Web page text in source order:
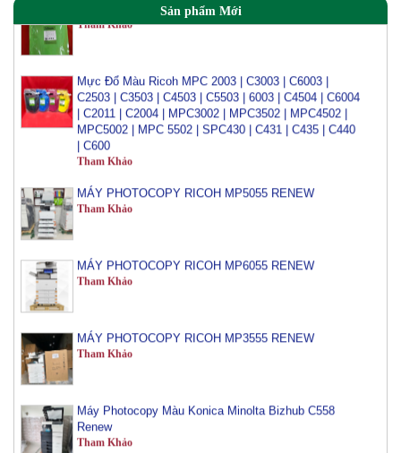
Sản phẩm Mới
C2503 | C3503 | C4503 | C5503 | 6003 | C4504 | C6004
| C2011 | C2004 | MPC3002 | MPC3502 | MPC4502 |
MPC5002 | MPC 5502 | SPC430 | C431 | C435 | C440
| C600
Tham Khảo
Tham Khảo
Tham Khảo
Tham Khảo
Renew
Tham Khảo